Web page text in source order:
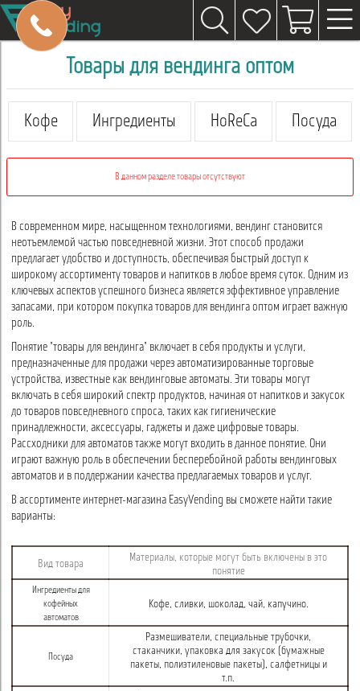
Товары для вендинга оптом
Кофе Ингредиенты HoReCa Посуда
В данном разделе товары отсутствуют
В современном мире, насыщенном технологиями, вендинг становится
неотъемлемой частью повседневной жизни. Этот способ продажи
предлагает удобство и доступность, обеспечивая быстрый доступ к
широкому ассортименту товаров и напитков в любое время суток. Одним из
ключевых аспектов успешного бизнеса является эффективное управление
запасами, при котором покупка товаров для вендинга оптом играет важную
роль.
Понятие "товары для вендинга" включает в себя продукты и услуги,
предназначенные для продажи через автоматизированные торговые
устройства, известные как вендинговые автоматы. Эти товары могут
включать в себя широкий спектр продуктов, начиная от напитков и закусок
до товаров повседневного спроса, таких как гигиенические
принадлежности, аксессуары, гаджеты и даже цифровые товары.
Рассходники для автоматов также могут входить в данное понятие. Они
играют важную роль в обеспечении бесперебойной работы вендинговых
автоматов и в поддержании качества предлагаемых товаров и услуг.
В ассортименте интернет-магазина EasyVending вы сможете найти такие
варианты:
Вид товара
Материалы, которые могут быть включены в это
понятие
Ингредиенты для
кофейных
автоматов
Кофе, сливки, шоколад, чай, капучино.
Посуда
Размешиватели, специальные трубочки,
стаканчики, упаковка для закусок (бумажные
пакеты, полиэтиленовые пакеты), салфетницы и
т.п.